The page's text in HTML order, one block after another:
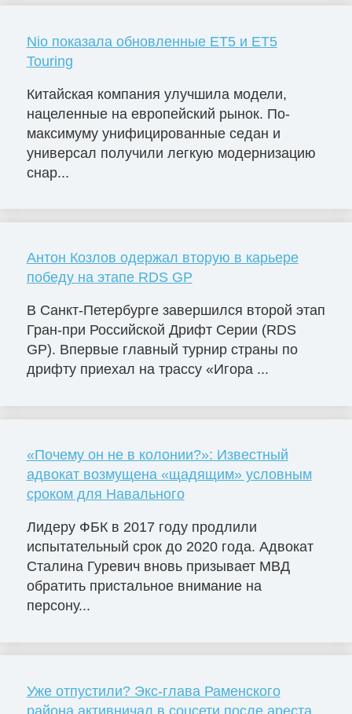
Nio показала обновленные ET5 и ET5
Touring
Китайская компания улучшила модели,
нацеленные на европейский рынок. По-
максимуму унифицированные седан и
универсал получили легкую модернизацию
снар...
Антон Козлов одержал вторую в карьере
победу на этапе RDS GP
В Санкт-Петербурге завершился второй этап
Гран-при Российской Дрифт Серии (RDS
GP). Впервые главный турнир страны по
дрифту приехал на трассу «Игора ...
«Почему он не в колонии?»: Известный
адвокат возмущена «щадящим» условным
сроком для Навального
Лидеру ФБК в 2017 году продлили
испытательный срок до 2020 года. Адвокат
Сталина Гуревич вновь призывает МВД
обратить пристальное внимание на
персону...
Уже отпустили? Экс-глава Раменского